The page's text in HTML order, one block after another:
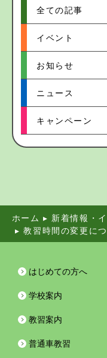
全ての記事
イベント
お知らせ
ニュース
キャンペーン
ホーム ▸ 新着情報・
▸教習時間の変更に
はじめての方へ
学校案内
教習案内
普通車教習